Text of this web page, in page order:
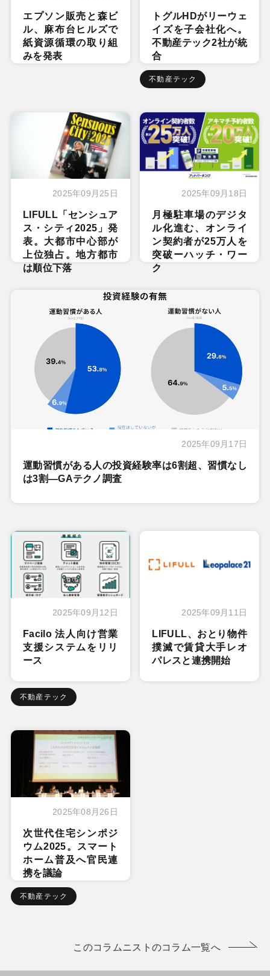
エプソン販売と森ビ
ル、麻布台ヒルズで
紙資源循環の取り組
みを発表
トグルHDがリーウェ
イズを子会社化へ。
不動産テック2社が統
合
不動産テック
2025年09月25日
LIFULL「センシュア
ス・シティ2025」発
表。大都市中心部が
上位独占。地方都市
は順位下落
2025年09月18日
月極駐車場のデジタ
ル化進む、オンライ
ン契約者が25万人を
突破ーハッチ・ワー
ク
2025年09月17日
運動習慣がある人の投資経験率は6割超、習慣なし
は3割―GAテクノ調査
2025年09月12日
Facilo 法人向け営業
支援システムをリリ
ース
不動産テック
2025年09月11日
LIFULL、おとり物件
撲滅で賃貸大手レオ
パレスと連携開始
2025年08月26日
次世代住宅シンポジ
ウム2025。スマート
ホーム普及へ官民連
携を議論
不動産テック
このコラムニストのコラム一覧へ